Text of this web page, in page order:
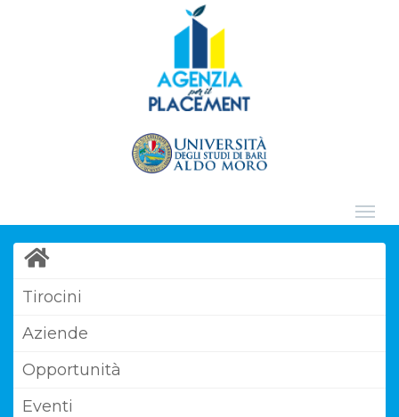
Tirocini
Aziende
Opportunità
Eventi